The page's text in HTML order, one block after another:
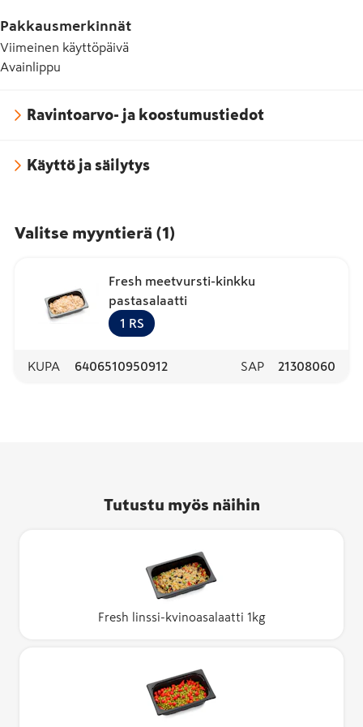
E450 Dinatriumdifosfaatti
E451 Pentanatriumtrifosfaatti
E509 Kalsiumkloridi
Pakkausmerkinnät
Viimeinen käyttöpäivä
Avainlippu
Ravintoarvo- ja koostumustiedot
Käyttö ja säilytys
Valitse myyntierä (1)
Fresh meetvursti-kinkku
pastasalaatti
1 RS
KUPA 6406510950912 SAP 21308060
Tutustu myös näihin
Fresh linssi-kvinoasalaatti 1kg